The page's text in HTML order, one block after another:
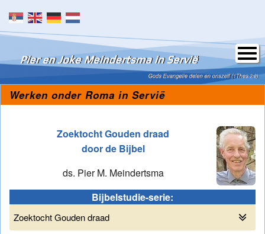
Skip to content
Werken onder Roma in Servië
Zoektocht Gouden draad
door de Bijbel
ds. Pier M. Meindertsma
Bijbelstudie-serie:
Zoektocht Gouden draad